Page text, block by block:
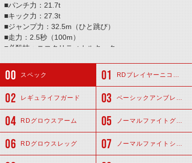
■パンチ力：21.7t
■キック力：27.3t
■ジャンプ力：32.5m（ひと跳び）
■走力：2.5秒（100m）
■必殺技：ニコクリティカルキック
スペック RDプレイヤーニコヘッド
レギュライフガード ベーシックアンブレイカー
RDグロウスアーム ノーマルファイトグローブ
RDグロウスレッグ ノーマルファイトシューズ